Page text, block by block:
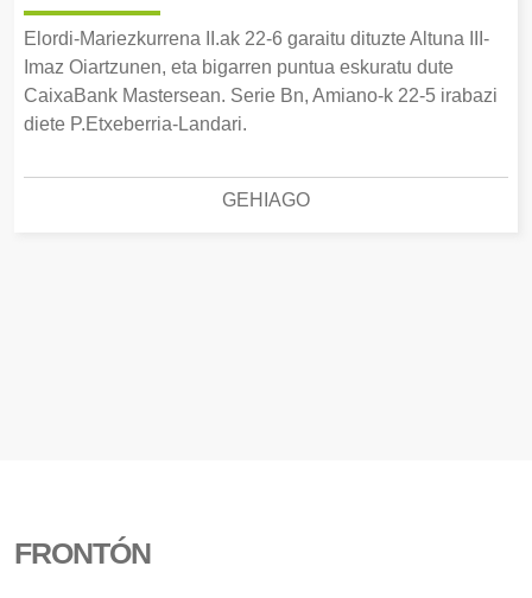
Elordi-Mariezkurrena II.ak 22-6 garaitu dituzte Altuna III-
Imaz Oiartzunen, eta bigarren puntua eskuratu dute
CaixaBank Mastersean. Serie Bn, Amiano-k 22-5 irabazi
diete P.Etxeberria-Landari.
GEHIAGO
FRONTÓN